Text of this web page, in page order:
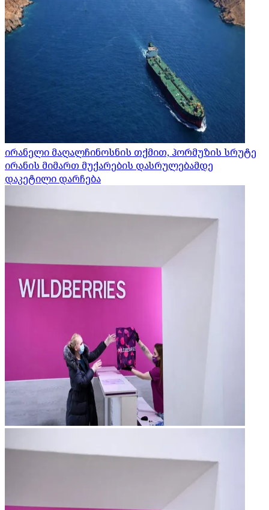
ირანელი მაღალჩინოსნის თქმით, ჰორმუზის სრუტე
ირანის მიმართ მუქარების დასრულებამდე
დაკეტილი დარჩება